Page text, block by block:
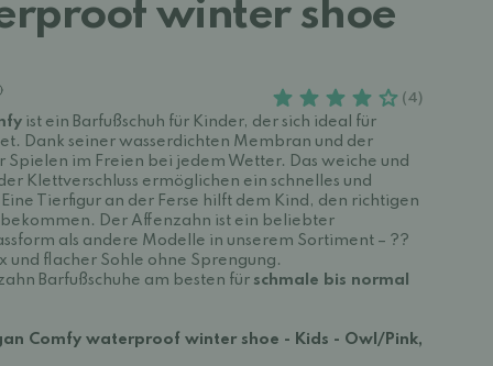
winter shoe
(4)
ist ein Barfußschuh für Kinder, der sich ideal für
Dank seiner wasserdichten Membran und der
Spielen im Freien bei jedem Wetter. Das weiche und
Klettverschluss ermöglichen ein schnelles und
Tierfigur an der Ferse hilft dem Kind, den richtigen
bekommen. Der Affenzahn ist ein beliebter
als andere Modelle in unserem Sortiment – ??
flacher Sohle ohne Sprengung.
Barfußschuhe am besten für schmale bis normal
Comfy waterproof winter shoe - Kids - Owl/Pink,